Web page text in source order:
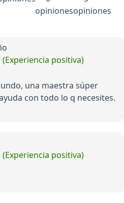
opinionesopiniones
(Experiencia positiva)
una maestra súper
con todo lo q necesites.
(Experiencia positiva)